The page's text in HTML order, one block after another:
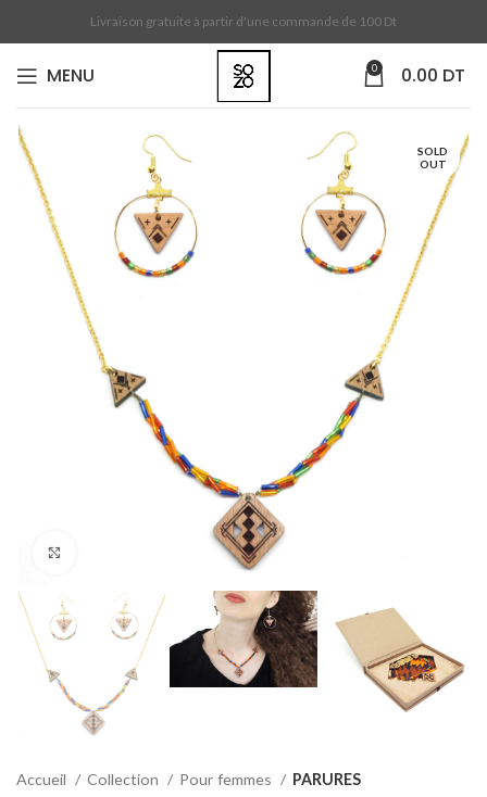
Livraison gratuite à partir d'une commande de 100 Dt
MENU 0 0.00 DT
SOLD
OUT
Accueil Collection Pour femmes PARURES